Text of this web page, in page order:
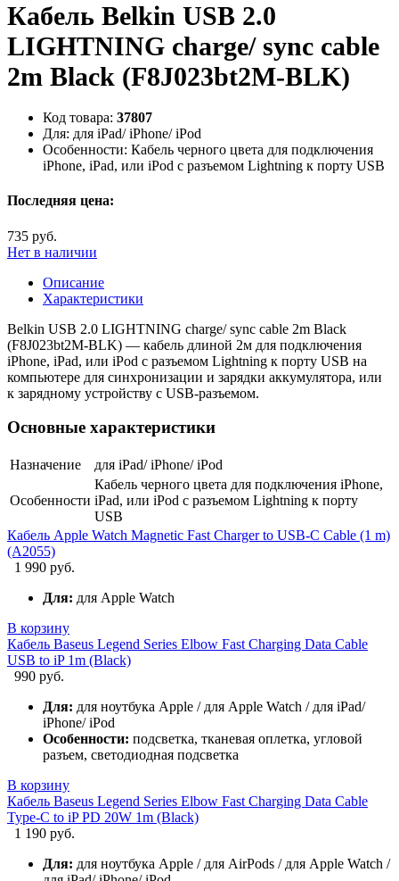
Кабель Belkin USB 2.0
LIGHTNING charge/ sync cable
2m Black (F8J023bt2M-BLK)
Код товара: 37807
Для: для iPad/ iPhone/ iPod
Особенности: Кабель черного цвета для подключения
iPhone, iPad, или iPod с разъемом Lightning к порту USB
Последняя цена:
735 руб.
Нет в наличии
Описание
Характеристики
Belkin USB 2.0 LIGHTNING charge/ sync cable 2m Black
(F8J023bt2M-BLK) — кабель длиной 2м для подключения
iPhone, iPad, или iPod с разъемом Lightning к порту USB на
компьютере для синхронизации и зарядки аккумулятора, или
к зарядному устройству с USB-разъемом.
Основные характеристики
Назначение для iPad/ iPhone/ iPod
Особенности
Кабель черного цвета для подключения iPhone,
iPad, или iPod с разъемом Lightning к порту
USB
Кабель Apple Watch Magnetic Fast Charger to USB-C Cable (1 m)
(A2055)
1 990 руб.
Для: для Apple Watch
В корзину
Кабель Baseus Legend Series Elbow Fast Charging Data Cable
USB to iP 1m (Black)
990 руб.
Для: для ноутбука Apple / для Apple Watch / для iPad/
iPhone/ iPod
Особенности: подсветка, тканевая оплетка, угловой
разъем, светодиодная подсветка
В корзину
Кабель Baseus Legend Series Elbow Fast Charging Data Cable
Type-C to iP PD 20W 1m (Black)
1 190 руб.
Для: для ноутбука Apple / для AirPods / для Apple Watch /